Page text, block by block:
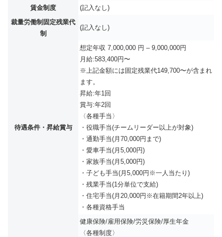
賃金制度
(記入なし)
裁量労働制固定残業代
制
(記入なし)
待遇条件・昇給賞与
想定年収 7,000,000 円 – 9,000,000円
月給:583,400円〜
※上記金額には固定残業代149,700〜が含まれ
ます。
昇給:年1回
賞与:年2回
〈各種手当〉
・役職手当(チームリーダー以上が対象)
・通勤手当(月70,000円まで)
・愛車手当(月5,000円)
・家族手当(月5,000円)
・子ども手当(月5,000円※一人当たり)
・残業手当(1分単位で支給)
・住宅手当(月20,000円※在籍期間2年以上)
・各種資格手当
健康保険/雇用保険/労災保険/厚生年金
〈各種制度〉